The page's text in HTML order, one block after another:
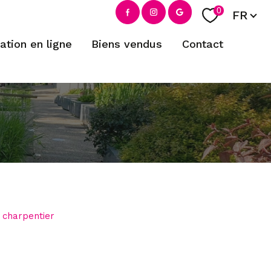
0 FR
en ligne biens vendus contact